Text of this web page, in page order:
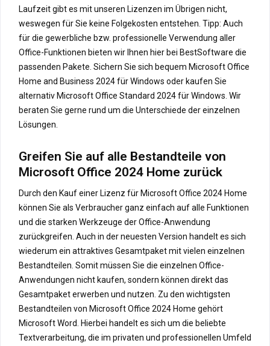
Laufzeit gibt es mit unseren Lizenzen im Übrigen nicht,
weswegen für Sie keine Folgekosten entstehen. Tipp: Auch
für die gewerbliche bzw. professionelle Verwendung aller
Office-Funktionen bieten wir Ihnen hier bei BestSoftware die
passenden Pakete. Sichern Sie sich bequem Microsoft Office
Home and Business 2024 für Windows oder kaufen Sie
alternativ Microsoft Office Standard 2024 für Windows. Wir
beraten Sie gerne rund um die Unterschiede der einzelnen
Lösungen.
Greifen Sie auf alle Bestandteile von
Microsoft Office 2024 Home zurück
Durch den Kauf einer Lizenz für Microsoft Office 2024 Home
können Sie als Verbraucher ganz einfach auf alle Funktionen
und die starken Werkzeuge der Office-Anwendung
zurückgreifen. Auch in der neuesten Version handelt es sich
wiederum ein attraktives Gesamtpaket mit vielen einzelnen
Bestandteilen. Somit müssen Sie die einzelnen Office-
Anwendungen nicht kaufen, sondern können direkt das
Gesamtpaket erwerben und nutzen. Zu den wichtigsten
Bestandteilen von Microsoft Office 2024 Home gehört
Microsoft Word. Hierbei handelt es sich um die beliebte
Textverarbeitung, die im privaten und professionellen Umfeld